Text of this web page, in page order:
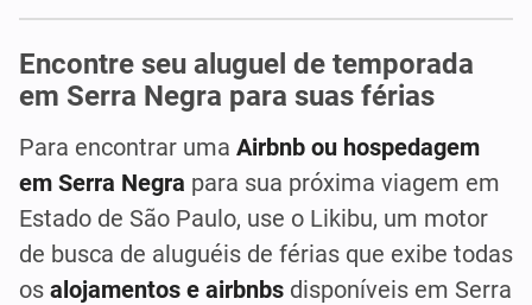
Encontre seu aluguel de temporada
em Serra Negra para suas férias
Para encontrar uma Airbnb ou hospedagem
em Serra Negra para sua próxima viagem em
Estado de São Paulo, use o Likibu, um motor
de busca de aluguéis de férias que exibe todas
os alojamentos e airbnbs disponíveis em Serra